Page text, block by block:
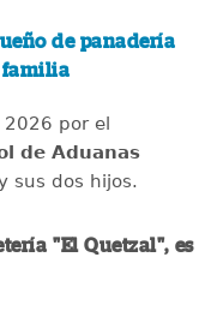
de panadería
familia
2026 por el
de Aduanas
sus dos hijos.
"El Quetzal", es